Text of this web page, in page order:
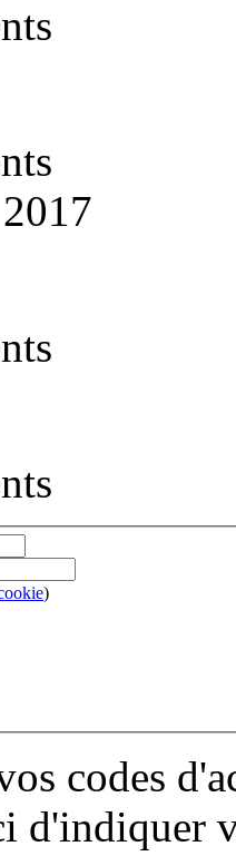
)
codes
d'indiquer